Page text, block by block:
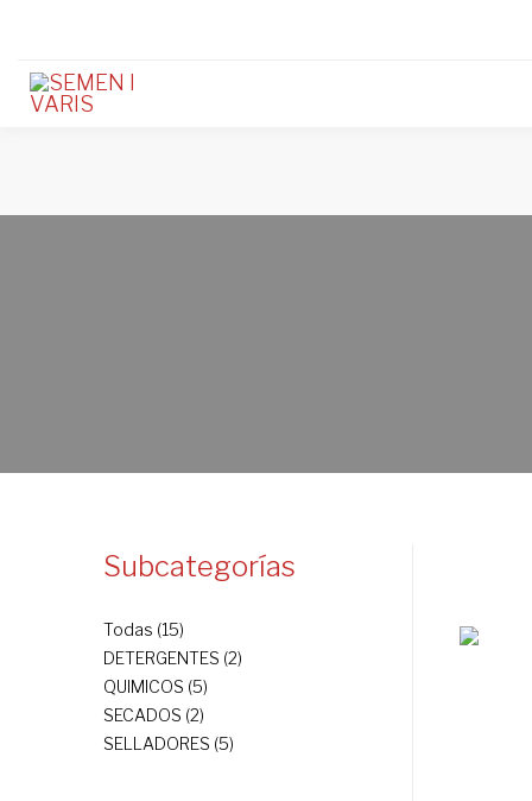
Subcategorías
Todas (15)
DETERGENTES (2)
QUIMICOS (5)
SECADOS (2)
SELLADORES (5)